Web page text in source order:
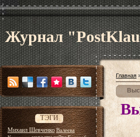
Журнал
ТЭГИ
Михаил Шевченко Валеева
Главная